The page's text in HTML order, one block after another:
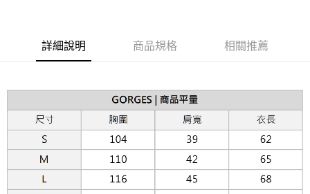
２．便利：只要手機號碼，簡訊認證，即可結帳。
３．安心：先確認商品／服務後，再付款。
１．於結帳方式選擇「AFTEE先享後付」後，將跳轉至「AFTEE先享後付」
結帳頁面，進行簡訊認證並確認金額後，即可完成結帳。
２．訂單成立數日內，您將收到繳費通知簡訊。
３．收到繳費通知簡訊後14天內，點擊此簡訊中的連結，可透過四大超商／
ATM／網路銀行／等多元方式進行付款，方視為交易完成。
※ 請注意：結帳手續完成當下不需立刻繳費，但若您需要取消訂單，請聯絡
購買商品的店家。未經商家同意取消之訂單仍視為有效，需透過AFTEE先享
後付繳納相關費用。
※ 交易是否成功請以「AFTEE先享後付 」之結帳頁面顯示為準，若有關於
詳細說明 商品規格 相關推薦